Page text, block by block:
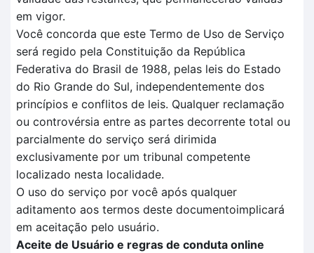
em vigor.
Você concorda que este Termo de Uso de Serviço
será regido pela Constituição da República
Federativa do Brasil de 1988, pelas leis do Estado
do Rio Grande do Sul, independentemente dos
princípios e conflitos de leis. Qualquer reclamação
ou controvérsia entre as partes decorrente total ou
parcialmente do serviço será dirimida
exclusivamente por um tribunal competente
localizado nesta localidade.
O uso do serviço por você após qualquer
aditamento aos termos deste documentoimplicará
em aceitação pelo usuário.
Aceite de Usuário e regras de conduta online